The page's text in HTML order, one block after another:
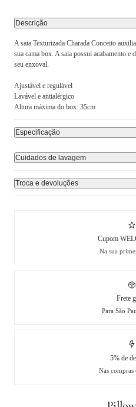
Descrição
A saia Texturizada Charada Conceito
sua cama box. A saia possui acabamento e
seu enxoval.
Ajustável e regulável
Lavável e antialérgico
Altura máxima do box: 35cm
Especificação
Cuidados de lavagem
Troca e devoluções
Cupom
Na sua
Frete
Para São
5% de
Nas